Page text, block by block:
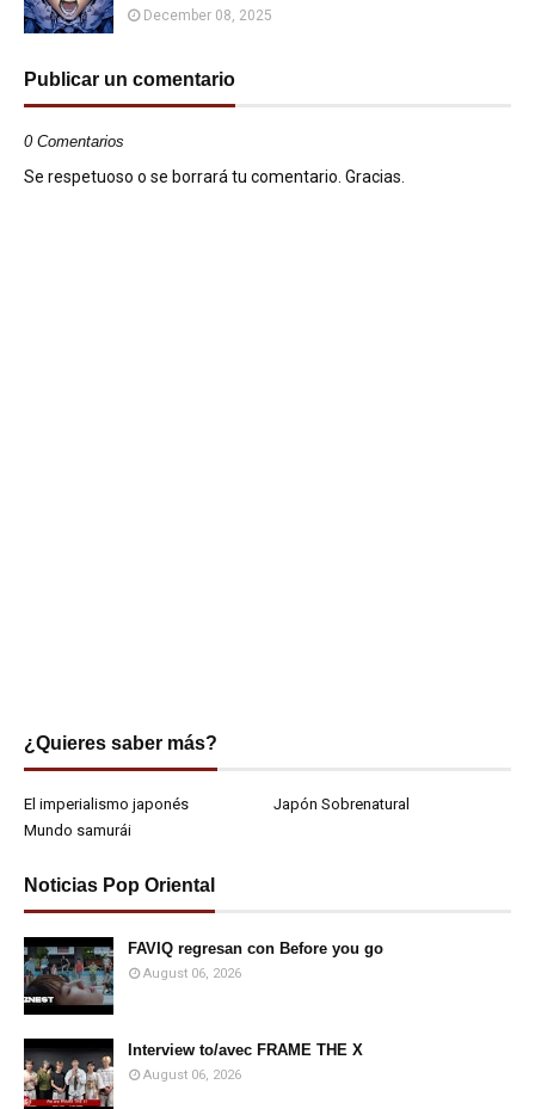
December 08, 2025
Publicar un comentario
0 Comentarios
Se respetuoso o se borrará tu comentario. Gracias.
¿Quieres saber más?
El imperialismo japonés
Japón Sobrenatural
Mundo samurái
Noticias Pop Oriental
FAVIQ regresan con Before you go
August 06, 2026
Interview to/avec FRAME THE X
August 06, 2026